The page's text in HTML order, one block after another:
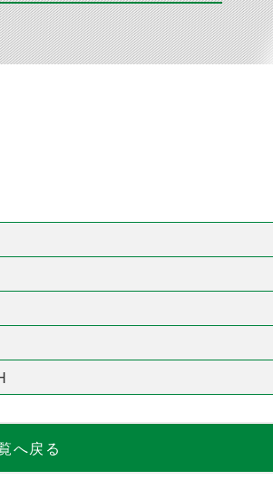
へ戻る